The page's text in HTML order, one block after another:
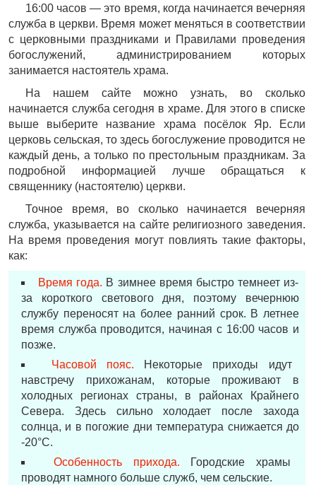
16:00 часов — это время, когда начинается вечерняя
служба в церкви. Время может меняться в соответствии
с церковными праздниками и Правилами проведения
богослужений, администрированием которых
занимается настоятель храма.
На нашем сайте можно узнать, во сколько
начинается служба сегодня в храме. Для этого в списке
выше выберите название храма посёлок Яр. Если
церковь сельская, то здесь богослужение проводится не
каждый день, а только по престольным праздникам. За
подробной информацией лучше обращаться к
священнику (настоятелю) церкви.
Точное время, во сколько начинается вечерняя
служба, указывается на сайте религиозного заведения.
На время проведения могут повлиять такие факторы,
как:
Время года. В зимнее время быстро темнеет из-
за короткого светового дня, поэтому вечернюю
службу переносят на более ранний срок. В летнее
время служба проводится, начиная с 16:00 часов и
позже.
Часовой пояс. Некоторые приходы идут
навстречу прихожанам, которые проживают в
холодных регионах страны, в районах Крайнего
Севера. Здесь сильно холодает после захода
солнца, и в погожие дни температура снижается до
-20°С.
Особенность прихода. Городские храмы
проводят намного больше служб, чем сельские.